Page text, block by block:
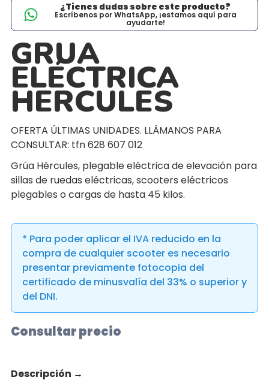
¿Tienes dudas sobre este producto?
Escríbenos por WhatsApp, ¡estamos aquí para
ayudarte!
GRUA
ELÉCTRICA
HERCULES
OFERTA ÚLTIMAS UNIDADES. LLÁMANOS PARA
CONSULTAR: tfn 628 607 012
Grúa Hércules, plegable eléctrica de elevación para
sillas de ruedas eléctricas, scooters eléctricos
plegables o cargas de hasta 45 kilos.
* Para poder aplicar el IVA reducido en la
compra de cualquier scooter es necesario
presentar previamente fotocopia del
certificado de minusvalía del 33% o superior y
del DNI.
Consultar precio
Descripción →